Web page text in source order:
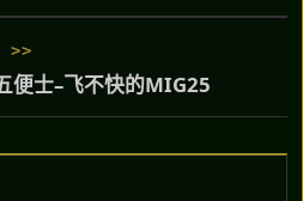
>>
便士–飞不快的MIG25